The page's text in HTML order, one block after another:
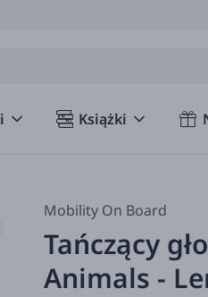
Książki
Mobility On Board
Tańczący
Animals -